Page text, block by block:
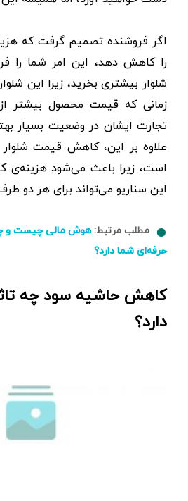
اگر فروشنده تصمیم گرفت که
را کاهش دهد، این امر شما را
شلوار بیشتری بخرید، زیرا این
زمانی که قیمت محصول بیشتر
تجارت ایشان در وضعیت بسیار
علاوه بر این، کاهش قیمت
است، زیرا باعث می‌شود هزینه‌ی
این سناریو می‌تواند برای هر دو
مطلب مرتبط:هوش مالی چیست و
حرفه‌ای شما دارد؟
کاهش حاشیه سود چه
دارد؟